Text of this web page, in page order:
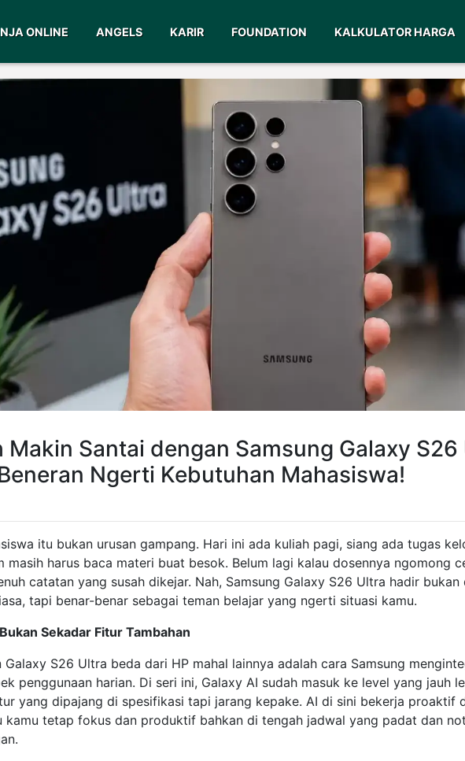
ONLINE ANGELS KARIR FOUNDATION KALKULATOR HARGA
Makin Santai dengan Samsung Galaxy S26
Ngerti Kebutuhan Mahasiswa!
itu bukan urusan gampang. Hari ini ada kuliah pagi, siang ada tugas
masih harus baca materi buat besok. Belum lagi kalau dosennya ngomong
catatan yang susah dikejar. Nah, Samsung Galaxy S26 Ultra hadir bukan
tapi benar-benar sebagai teman belajar yang ngerti situasi kamu.
Sekadar Fitur Tambahan
Galaxy S26 Ultra beda dari HP mahal lainnya adalah cara Samsung
penggunaan harian. Di seri ini, Galaxy AI sudah masuk ke level yang jauh
yang dipajang di spesifikasi tapi jarang kepake. AI di sini bekerja proaktif
kamu tetap fokus dan produktif bahkan di tengah jadwal yang padat dan